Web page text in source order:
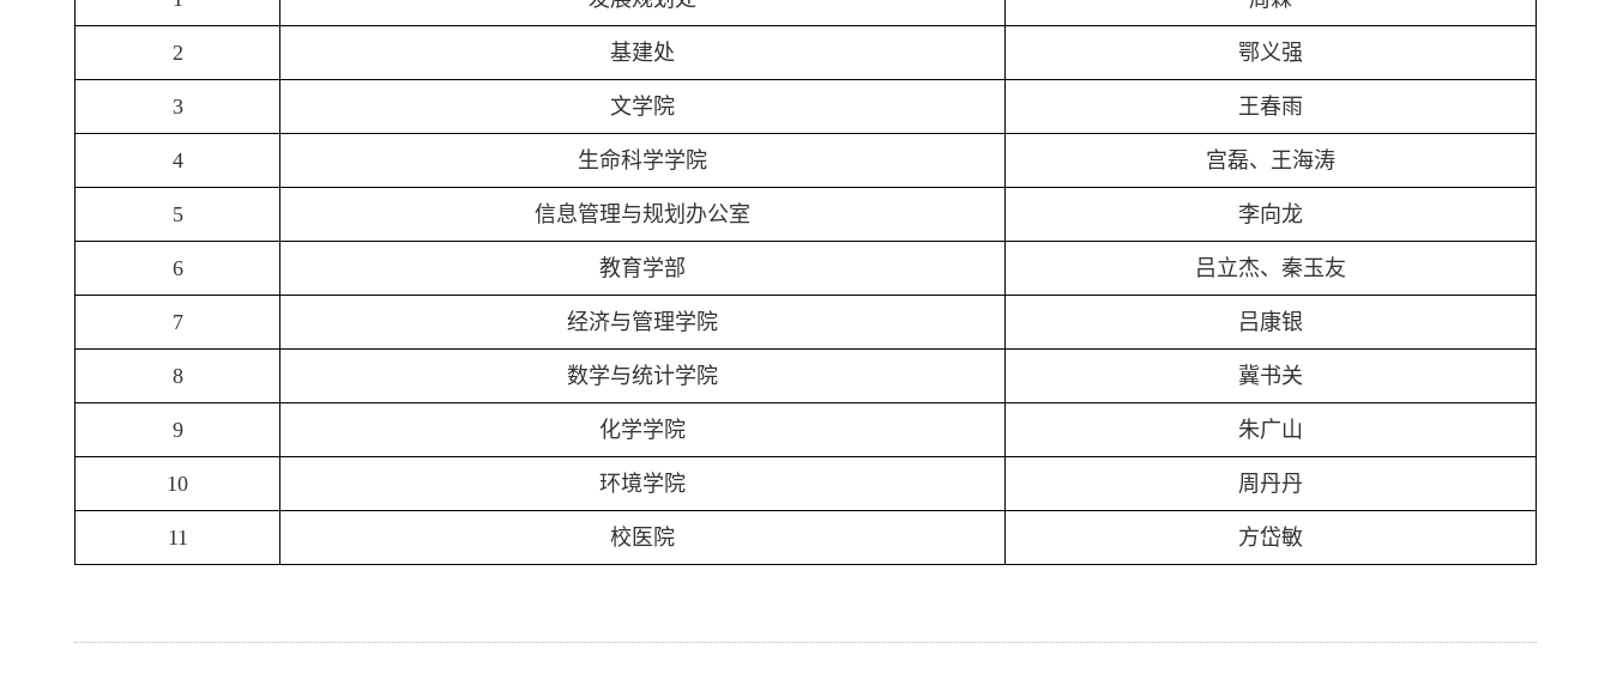
2 基建处 鄂义强
3 文学院 王春雨
4 生命科学学院 宫磊、王海涛
5 信息管理与规划办公室 李向龙
6 教育学部 吕立杰、秦玉友
7 经济与管理学院 吕康银
8 数学与统计学院 冀书关
9 化学学院 朱广山
10 环境学院 周丹丹
11 校医院 方岱敏